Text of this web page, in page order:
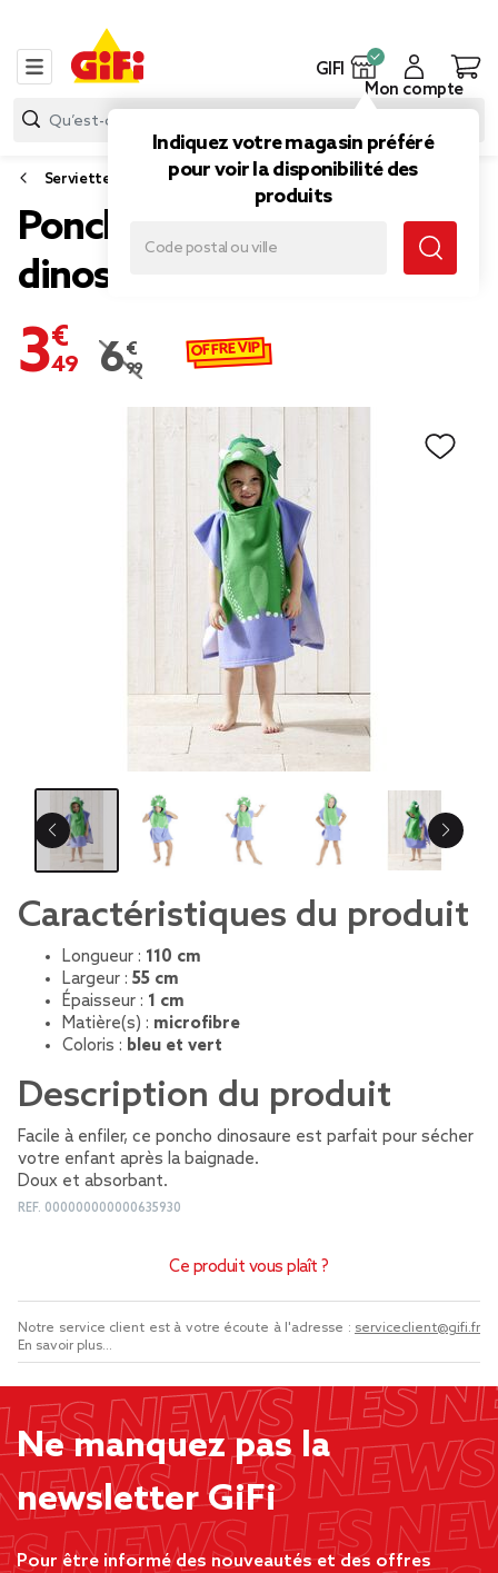
GIFI
Indiquez votre magasin préféré
pour voir la disponibilité des
produits
Mon compte
Serviette de plage et natte
Poncho de plage enfant
dinosaure TU 55x110cm
3,49 €
Prix remisé de 6,99 € à 3,49 €
6,99 € OFFRE VIP
Caractéristiques du produit
Longueur : 110 cm
Largeur : 55 cm
Épaisseur : 1 cm
Matière(s) : microfibre
Coloris : bleu et vert
Description du produit
Facile à enfiler, ce poncho dinosaure est parfait pour sécher
votre enfant après la baignade.
Doux et absorbant.
REF. 000000000000635930
Ce produit vous plaît ?
Notre service client est à votre écoute à l'adresse : serviceclient@gifi.fr
En savoir plus...
Ne manquez pas la
newsletter GiFi
Pour être informé des nouveautés et des offres